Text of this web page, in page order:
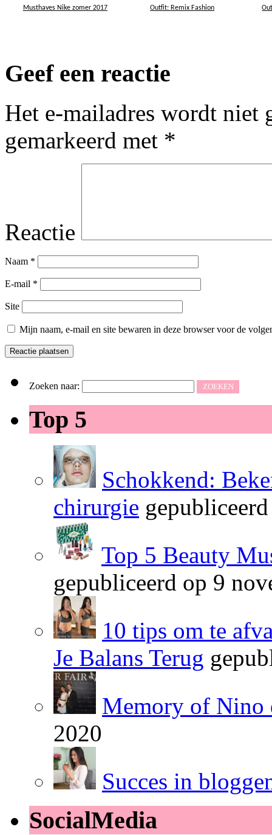
Musthaves Nike zomer 2017 Outfit: Remix Fashion
Geef een reactie
Het e-mailadres wordt niet
gemarkeerd met *
Reactie
Naam *
E-mail *
Site
Mijn naam, e-mail en site bewaren in deze browser voor de
Zoeken naar:
Top 5
Schokkend:
chirurgie
Top 5 Beauty
gepubliceerd op 9
10 tips om te
Je Balans Terug
Memory of Nino
2020
Succes in
SocialMedia